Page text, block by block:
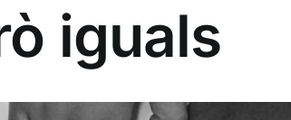
iguals